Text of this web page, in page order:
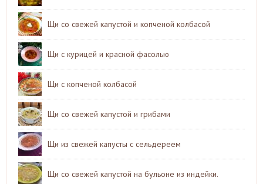
Щи со свежей капустой и копченой колбасой
Щи с курицей и красной фасолью
Щи с копченой колбасой
Щи со свежей капустой и грибами
Щи из свежей капусты с сельдереем
Щи со свежей капустой на бульоне из индейки.